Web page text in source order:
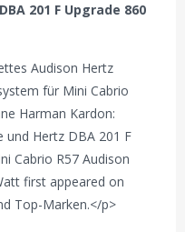
201 F Upgrade 860
Audison Hertz
für Mini Cabrio
Harman Kardon:
und Hertz DBA 201 F
Cabrio R57 Audison
first appeared on
Top-Marken.</p>